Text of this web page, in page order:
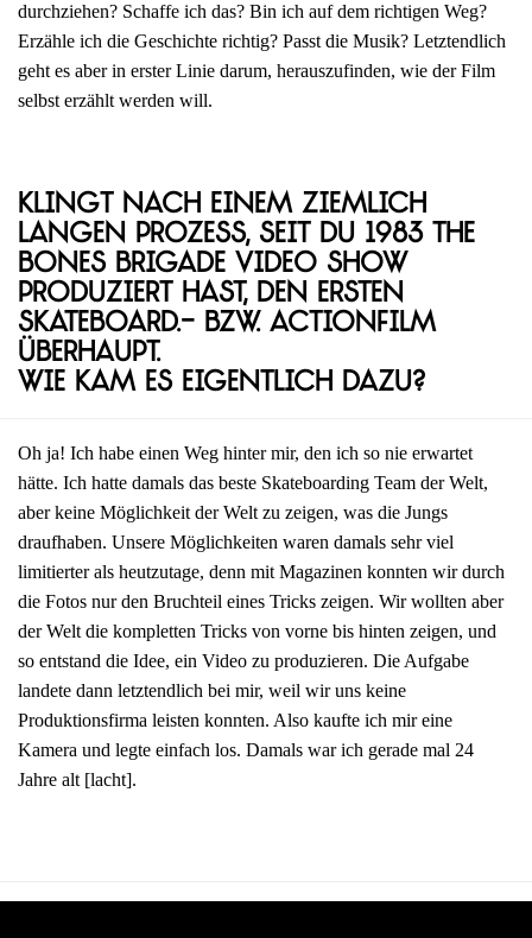
durchziehen? Schaffe ich das? Bin ich auf dem richtigen Weg?
Erzähle ich die Geschichte richtig? Passt die Musik? Letztendlich
geht es aber in erster Linie darum, herauszufinden, wie der Film
selbst erzählt werden will.
Klingt nach einem ziemlich
langen Prozess, seit du 1983 The
Bones Brigade Video Show
produziert hast, den ersten
Skateboard.- bzw. Actionfilm
überhaupt.
Wie kam es eigentlich dazu?
Oh ja! Ich habe einen Weg hinter mir, den ich so nie erwartet
hätte. Ich hatte damals das beste Skateboarding Team der Welt,
aber keine Möglichkeit der Welt zu zeigen, was die Jungs
draufhaben. Unsere Möglichkeiten waren damals sehr viel
limitierter als heutzutage, denn mit Magazinen konnten wir durch
die Fotos nur den Bruchteil eines Tricks zeigen. Wir wollten aber
der Welt die kompletten Tricks von vorne bis hinten zeigen, und
so entstand die Idee, ein Video zu produzieren. Die Aufgabe
landete dann letztendlich bei mir, weil wir uns keine
Produktionsfirma leisten konnten. Also kaufte ich mir eine
Kamera und legte einfach los. Damals war ich gerade mal 24
Jahre alt [lacht].